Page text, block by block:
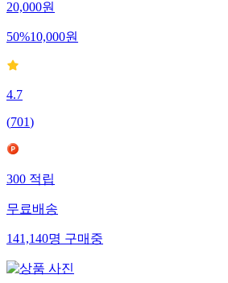
20,000원
50%10,000원
4.7
(701)
300적립
무료배송
141,140명구매중